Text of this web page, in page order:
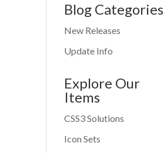
Blog Categories
New Releases
Update Info
Explore Our
Items
CSS3 Solutions
Icon Sets